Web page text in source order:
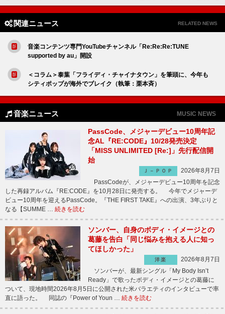
関連ニュース RELATED NEWS
音楽コンテンツ専門YouTubeチャンネル「Re:Re:Re:TUNE
supported by au」開設
＜コラム＞泰葉「フライディ・チャイナタウン」を筆頭に、今年も
シティポップが海外でブレイク（執筆：栗本斉）
音楽ニュース MUSIC NEWS
PassCode、メジャーデビュー10周年記
念AL『RE:CODE』10/28発売決定
「MISS UNLIMITED [Re:]」先行配信開
始
Ｊ－ＰＯＰ
2026年8月7日
PassCodeが、メジャーデビュー10周年を記念
した再録アルバム『RE:CODE』を10月28日に発売する。 今年でメジャーデ
ビュー10周年を迎えるPassCode。『THE FIRST TAKE』への出演、3年ぶりと
なる【SUMME … 続きを読む
ソンバー、自身のボディ・イメージとの
葛藤を告白「同じ悩みを抱える人に知っ
てほしかった」
洋楽
2026年8月7日
ソンバーが、最新シングル「My Body Isn’t
Ready」で歌ったボディ・イメージとの葛藤に
ついて、現地時間2026年8月5日に公開された米バラエティのインタビューで率
直に語った。 同誌の『Power of Youn … 続きを読む